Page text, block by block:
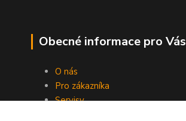
Obecné informace pro Vás
O nás
Pro zákazníka
Servisy